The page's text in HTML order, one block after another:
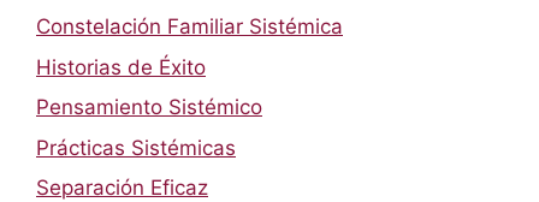
Constelación Familiar Sistémica
Historias de Éxito
Pensamiento Sistémico
Prácticas Sistémicas
Separación Eficaz